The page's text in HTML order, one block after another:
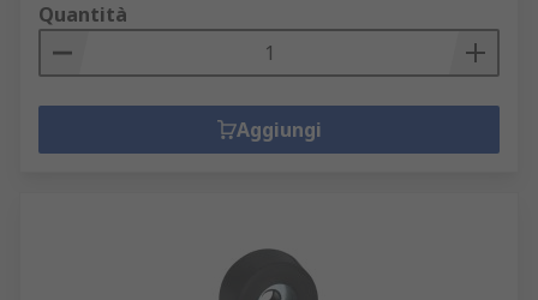
Quantità
Aggiungi